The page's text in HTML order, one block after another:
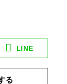
LINE
る